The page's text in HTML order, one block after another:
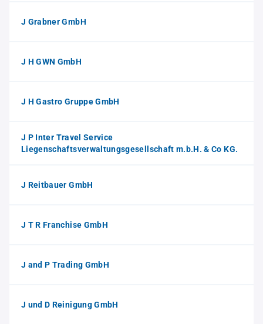
J Grabner GmbH
J H GWN GmbH
J H Gastro Gruppe GmbH
J P Inter Travel Service
Liegenschaftsverwaltungsgesellschaft m.b.H. & Co KG.
J Reitbauer GmbH
J T R Franchise GmbH
J and P Trading GmbH
J und D Reinigung GmbH